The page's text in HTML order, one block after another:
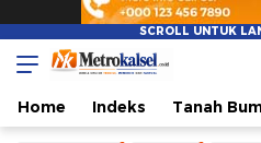
Home Indeks Tanah